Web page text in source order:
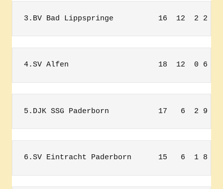
3.BV Bad Lippspringe          16  12  2 2
4.SV Alfen                    18  12  0 6
5.DJK SSG Paderborn           17   6  2 9
6.SV Eintracht Paderborn      15   6  1 8